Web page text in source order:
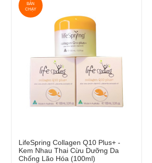
BÁN
CHẠY
LifeSpring Collagen Q10 Plus+ -
Kem Nhau Thai Cừu Dưỡng Da
Chống Lão Hóa (100ml)